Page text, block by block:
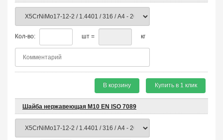
Кол-во: шт = кг
В корзину Купить в 1 клик
Шайба нержавеющая М10 EN ISO 7089